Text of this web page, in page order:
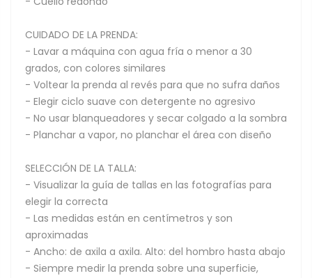
CUIDADO DE LA PRENDA:
- Lavar a máquina con agua fría o menor a 30
grados, con colores similares
- Voltear la prenda al revés para que no sufra daños
- Elegir ciclo suave con detergente no agresivo
- No usar blanqueadores y secar colgado a la sombra
- Planchar a vapor, no planchar el área con diseño
SELECCIÓN DE LA TALLA:
- Visualizar la guía de tallas en las fotografías para
elegir la correcta
- Las medidas están en centímetros y son
aproximadas
- Ancho: de axila a axila. Alto: del hombro hasta abajo
- Siempre medir la prenda sobre una superficie,